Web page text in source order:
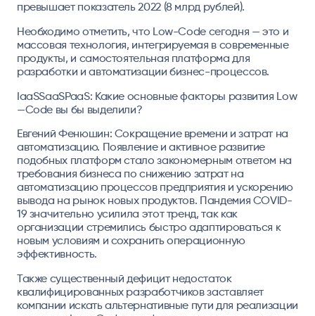
превышает показатель 2022 (8 млрд рублей).
Необходимо отметить, что Low-Code сегодня — это и
массовая технология, интегрируемая в современные
продукты, и самостоятельная платформа для
разработки и автоматизации бизнес-процессов.
IaaSSaaSPaaS: Какие основные факторы развития Low
—Code вы бы выделили?
Евгений Фенюшин: Сокращение времени и затрат на
автоматизацию. Появление и активное развитие
подобных платформ стало закономерным ответом на
требования бизнеса по снижению затрат на
автоматизацию процессов предприятия и ускорению
вывода на рынок новых продуктов. Пандемия COVID-
19 значительно усилила этот тренд, так как
организации стремились быстро адаптироваться к
новым условиям и сохранить операционную
эффективность.
Также существенный дефицит недостаток
квалифицированных разработчиков заставляет
компании искать альтернативные пути для реализации